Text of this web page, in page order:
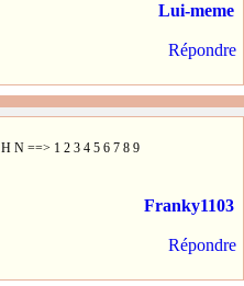
Lui-meme
Répondre
N ==> 1 2 3 4 5 6 7 8 9
Franky1103
Répondre